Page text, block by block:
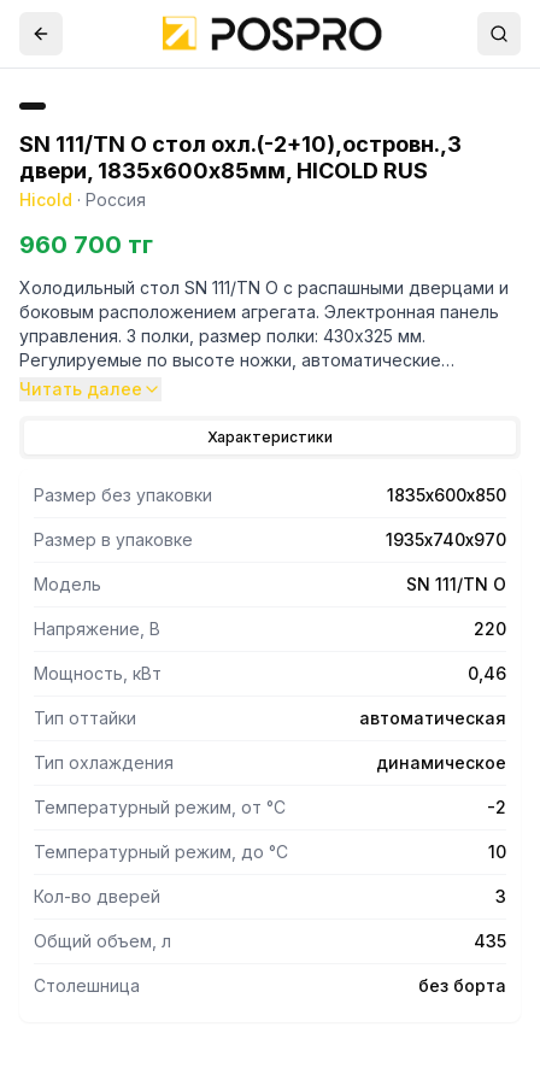
SN 111/TN O стол охл.(-2+10),островн.,3
двери, 1835х600х85мм, HICOLD RUS
Hicold · Россия
960 700 тг
Холодильный стол SN 111/TN O с распашными дверцами и
боковым расположением агрегата. Электронная панель
управления. 3 полки, размер полки: 430х325 мм.
Регулируемые по высоте ножки, автоматические
доводчики дверей с фиксатором открытого положения,
корпуса и столешница из нержавеющей стали.
Читать далее
Характеристики
Размер без упаковки 1835х600х850
Размер в упаковке 1935х740х970
Модель SN 111/TN O
Напряжение, В 220
Мощность, кВт 0,46
Тип оттайки автоматическая
Тип охлаждения динамическое
Температурный режим, от °С -2
Температурный режим, до °С 10
Кол-во дверей 3
Общий объем, л 435
Столешница без борта